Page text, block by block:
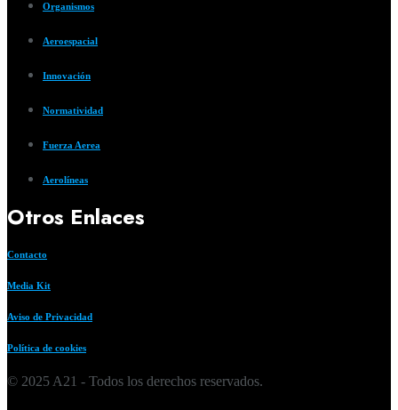
Organismos
Aeroespacial
Innovación
Normatividad
Fuerza Aerea
Aerolíneas
Otros Enlaces
Contacto
Media Kit
Aviso de Privacidad
Política de cookies
© 2025 A21 - Todos los derechos reservados.